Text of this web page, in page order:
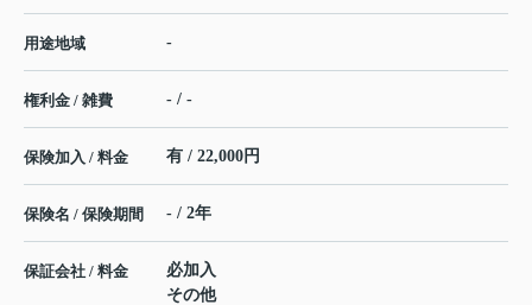
用途地域 -
権利金 / 雑費 - / -
保険加入 / 料金 有 / 22,000円
保険名 / 保険期間 - / 2年
保証会社 / 料金
必加入
その他